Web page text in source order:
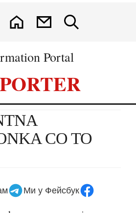
Portal
CO TO
Ми у Фейсбук